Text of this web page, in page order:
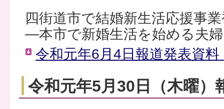
四街道市で結婚新生活応援事
―本市で新婚生活を始める夫
令和元年6月4日報道発表資
令和元年5月30日（木曜）